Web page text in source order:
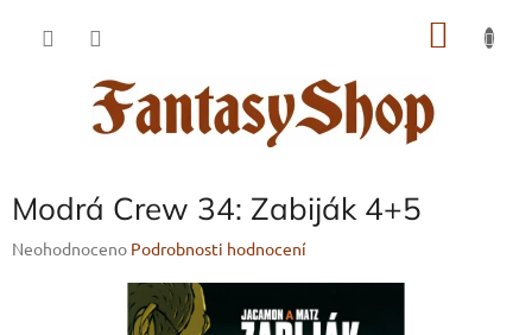
Modrá Crew 34: Zabiják 4+5
Průměrné
Neohodnoceno Podrobnosti hodnocení